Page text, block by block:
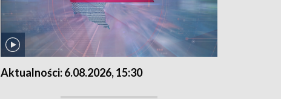
Aktualności: 6.08.2026, 15:30